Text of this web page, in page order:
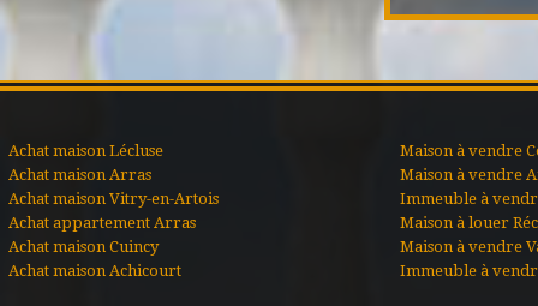
Achat maison Lécluse
Achat maison Arras
Achat maison Vitry-en-Artois
Achat appartement Arras
Achat maison Cuincy
Achat maison Achicourt
Maison à vendre
Maison à vendre
Immeuble à
Maison à louer
Maison à vendre
Immeuble à